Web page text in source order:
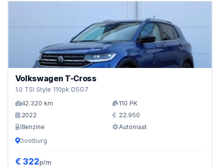
Volkswagen T-Cross
1.0 TSI Style 110pk DSG7
42.320 km
110 PK
2022
22.950
Benzine
Automaat
Oostburg
€ 322p/m